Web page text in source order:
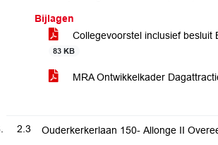
Bijlagen
Collegevoorstel inclusief besluit
83 KB
MRA Ontwikkelkader
2.3 Ouderkerkerlaan 150- Allonge II